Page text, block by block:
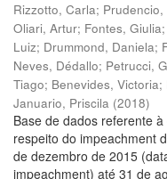
Rizzotto, Carla; Prudencio,
Oliari, Artur; Fontes, Giulia;
Luiz; Drummond, Daniela;
Neves, Dédallo; Petrucci,
Tiago; Benevides, Victoria;
Januario, Priscila (2018)
Base de dados referente
respeito do impeachment
de dezembro de 2015
impeachment) até 31 de